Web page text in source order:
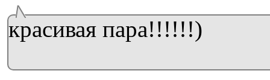
красивая пара!!!!!!)